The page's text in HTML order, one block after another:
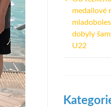
medailové
dobyly
U22